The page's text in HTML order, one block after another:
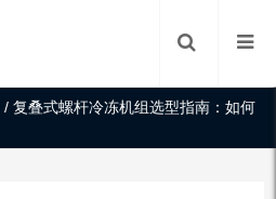
/复叠式螺杆冷冻机组选型指南：如何